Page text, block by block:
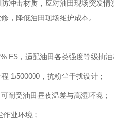
冲击材质，应对油田现场突发情
，降低油田现场维护成本。
FS，适配油田各类强度等级抽油
1/500000，抗粉尘干扰设计；
耐受油田昼夜温差与高湿环境；
业环境；